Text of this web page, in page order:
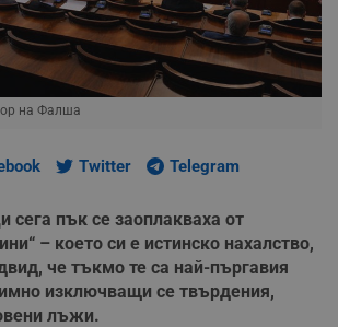
на Фалша
Twitter Telegram
сега пък се заоплакваха от
– което си е истинско нахалство,
че тъкмо те са най-пъргавия
изключващи се твърдения,
лъжи.